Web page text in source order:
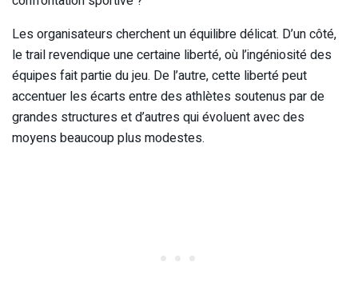
Les organisateurs cherchent un équilibre délicat. D’un côté,
le trail revendique une certaine liberté, où l’ingéniosité des
équipes fait partie du jeu. De l’autre, cette liberté peut
accentuer les écarts entre des athlètes soutenus par de
grandes structures et d’autres qui évoluent avec des
moyens beaucoup plus modestes.